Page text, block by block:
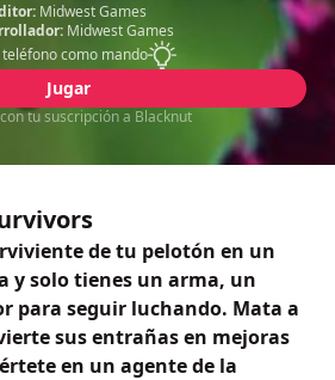
Midwest Games
Midwest Games
teléfono como mando
Jugar
tu suscripción a Blacknut
de tu pelotón en un
y solo tienes un arma, un
para seguir luchando. Mata a
sus entrañas en mejoras
en un agente de la